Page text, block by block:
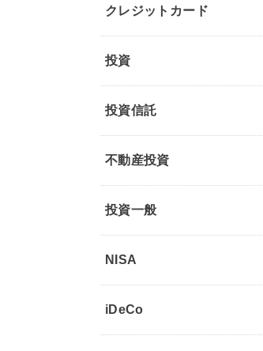
クレジットカード
投資
投資信託
不動産投資
投資一般
NISA
iDeCo